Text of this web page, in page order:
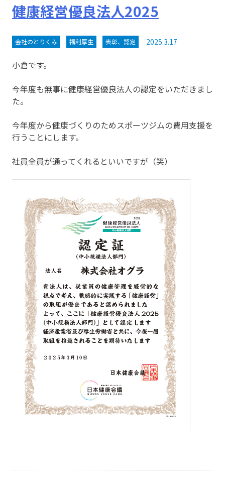
健康経営優良法人2025
会社のとりくみ 福利厚生 表彰、認定 2025.3.17
小倉です。
今年度も無事に健康経営優良法人の認定をいただきまし
た。
今年度から健康づくりのためスポーツジムの費用支援を
行うことにします。
社員全員が通ってくれるといいですが（笑）